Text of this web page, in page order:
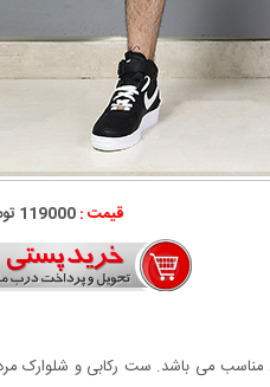
قیمت :119000 تومان